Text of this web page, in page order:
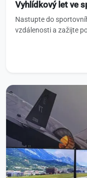
Vyhlídkový let ve
Nastupte do
vzdálenosti a zažijte